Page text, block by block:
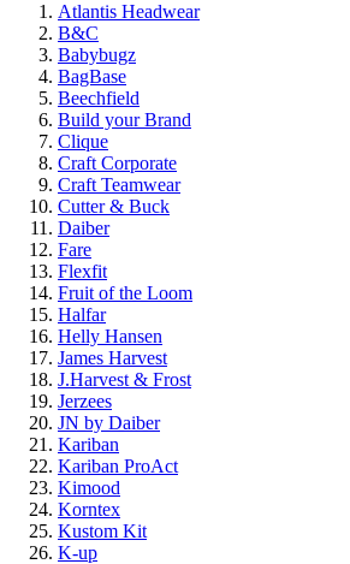
Atlantis Headwear
B&C
Babybugz
BagBase
Beechfield
Build your Brand
Clique
Craft Corporate
Craft Teamwear
Cutter & Buck
Daiber
Fare
Flexfit
Fruit of the Loom
Halfar
Helly Hansen
James Harvest
J.Harvest & Frost
Jerzees
JN by Daiber
Kariban
Kariban ProAct
Kimood
Korntex
Kustom Kit
K-up